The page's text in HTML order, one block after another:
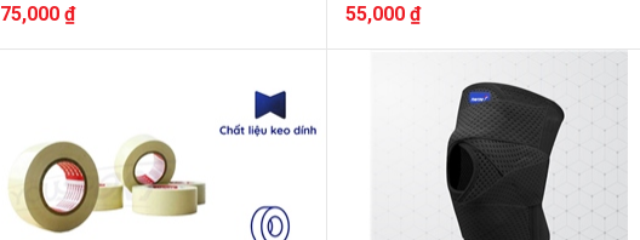
75,000 ₫ 55,000 ₫